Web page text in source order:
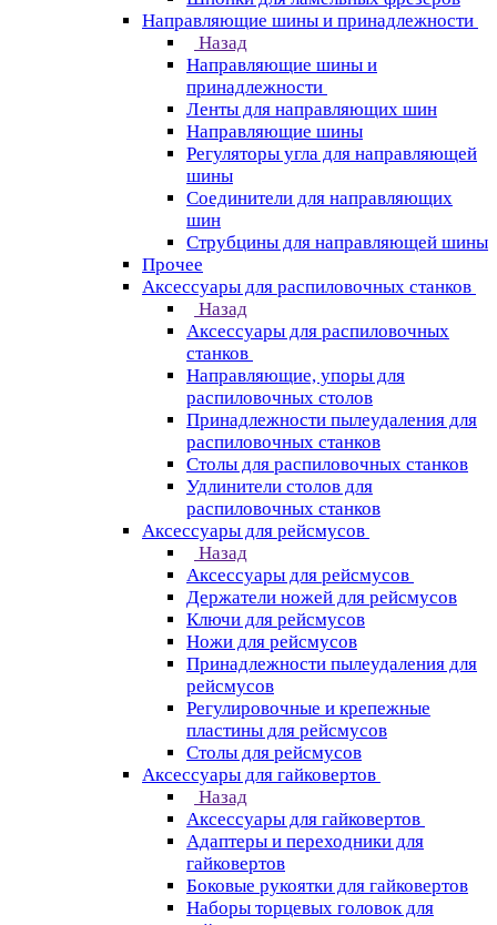
Направляющие шины и принадлежности
Назад
Направляющие шины и
принадлежности
Ленты для направляющих шин
Направляющие шины
Регуляторы угла для направляющей
шины
Соединители для направляющих
шин
Струбцины для направляющей шины
Прочее
Аксессуары для распиловочных станков
Назад
Аксессуары для распиловочных
станков
Направляющие, упоры для
распиловочных столов
Принадлежности пылеудаления для
распиловочных станков
Столы для распиловочных станков
Удлинители столов для
распиловочных станков
Аксессуары для рейсмусов
Назад
Аксессуары для рейсмусов
Держатели ножей для рейсмусов
Ключи для рейсмусов
Ножи для рейсмусов
Принадлежности пылеудаления для
рейсмусов
Регулировочные и крепежные
пластины для рейсмусов
Столы для рейсмусов
Аксессуары для гайковертов
Назад
Аксессуары для гайковертов
Адаптеры и переходники для
гайковертов
Боковые рукоятки для гайковертов
Наборы торцевых головок для